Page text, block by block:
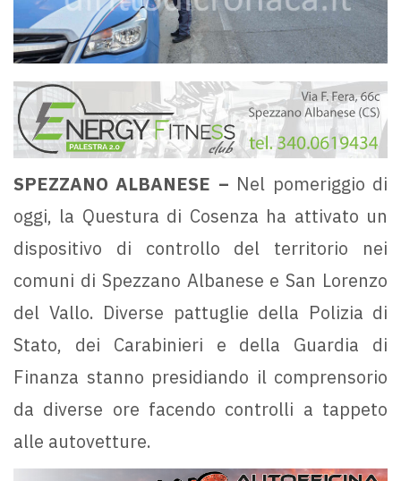
SPEZZANO ALBANESE – Nel pomeriggio di
oggi, la Questura di Cosenza ha attivato un
dispositivo di controllo del territorio nei
comuni di Spezzano Albanese e San Lorenzo
del Vallo. Diverse pattuglie della Polizia di
Stato, dei Carabinieri e della Guardia di
Finanza stanno presidiando il comprensorio
da diverse ore facendo controlli a tappeto
alle autovetture.